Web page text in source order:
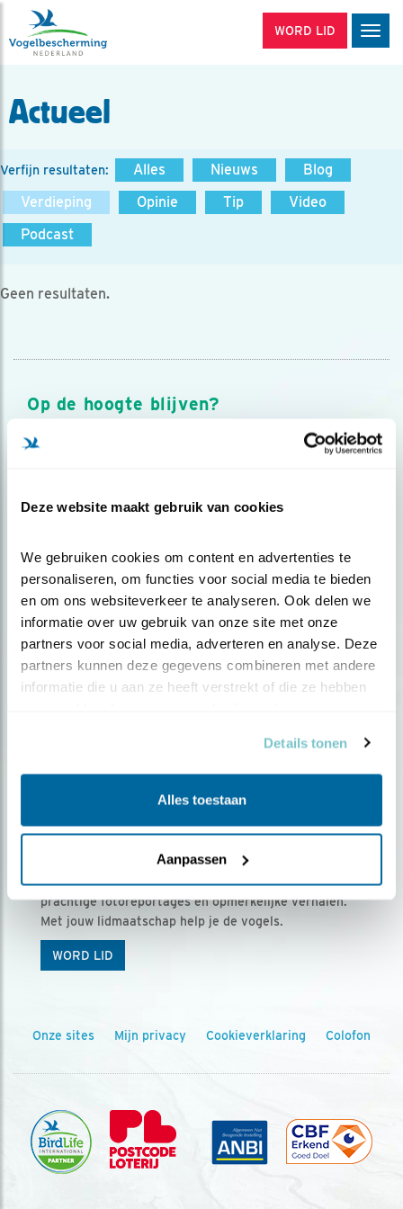
Deze website maakt gebruik van cookies
We gebruiken cookies om content en advertenties te
personaliseren, om functies voor social media te bieden
en om ons websiteverkeer te analyseren. Ook delen we
informatie over uw gebruik van onze site met onze
partners voor social media, adverteren en analyse. Deze
partners kunnen deze gegevens combineren met andere
informatie die u aan ze heeft verstrekt of die ze hebben
Details tonen
Alles toestaan
Aanpassen
WORD LID
Actueel
Verfijn resultaten: Alles Nieuws
Blog
Verdieping
Opinie Tip
Video
Podcast
Geen resultaten.
Op de hoogte blijven?
Meld je aan en ontvang nieuws, inspiratie, acties en tips
over vogels en activiteiten van Vogelbescherming.
Ontvang 5 x Vogels voor € 36,00 per jaar
Vogels is het tijdschrift voor onze leden, met
prachtige fotoreportages en opmerkelijke verhalen.
Met jouw lidmaatschap help je de vogels.
WORD LID
Onze sites Mijn privacy Cookieverklaring Colofon